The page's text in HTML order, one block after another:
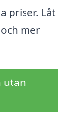
priser. Låt
mer
utan